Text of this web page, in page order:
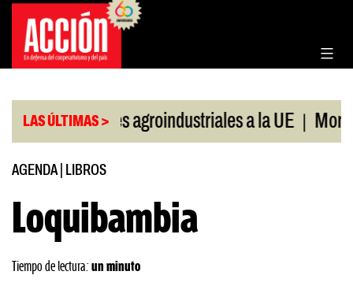
Saltar
contenido
LAS ÚLTIMAS >agroindustriales a la UE |
AGENDA| LIBROS
Loquibambia
Tiempo de lectura: un minuto